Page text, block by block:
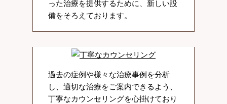
った治療を提供するために、新しい設
備をそろえております。
過去の症例や様々な治療事例を分析
し、適切な治療をご案内できるよう、
丁寧なカウンセリングを心掛けており